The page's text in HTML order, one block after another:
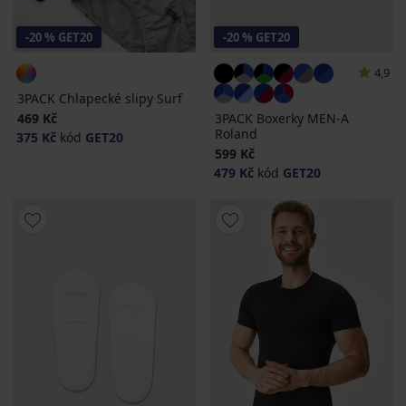
-20 % GET20
3PACK Chlapecké slipy Surf
469 Kč
375 Kč kód GET20
-20 % GET20
4,9
3PACK Boxerky MEN-A
Roland
599 Kč
479 Kč kód GET20